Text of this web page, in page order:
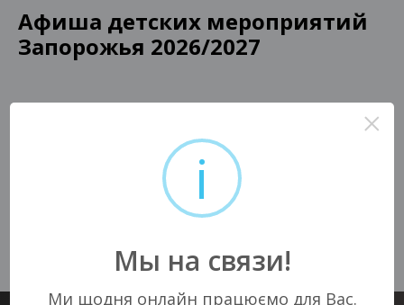
Афиша детских мероприятий
Запорожья 2026/2027
К сожалению, нет актуальных
событий в Вашем городе :(
i
Мы на связи!
×
Ми щодня онлайн працюємо для Вас.